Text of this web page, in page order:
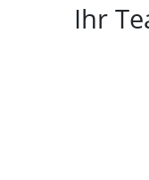
Ihr